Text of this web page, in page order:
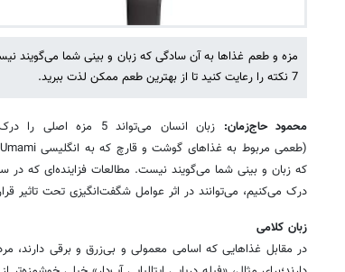
مزه و طعم غذاها به آن سادگی که زبان و بینی شما می‌گویند
7 نکته را رعایت کنید تا از بهترین طعم ممکن لذت ببرید.
محمود حاج‌زمان:
زبان انسان می‌تواند
که زبان و بینی شما می‌گویند نیست. مطالعات فزاینده‌ای که
درک می‌کنیم، می‌توانند در اثر عوامل شگفت‌انگیزی تحت تاثیر
زبان کلامی
در مقابل غذاهایی که اسامی معمولی و بی‌زرق و برقی دارند،